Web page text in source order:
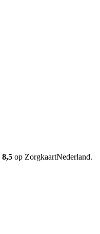
8,5 op ZorgkaartNederland.